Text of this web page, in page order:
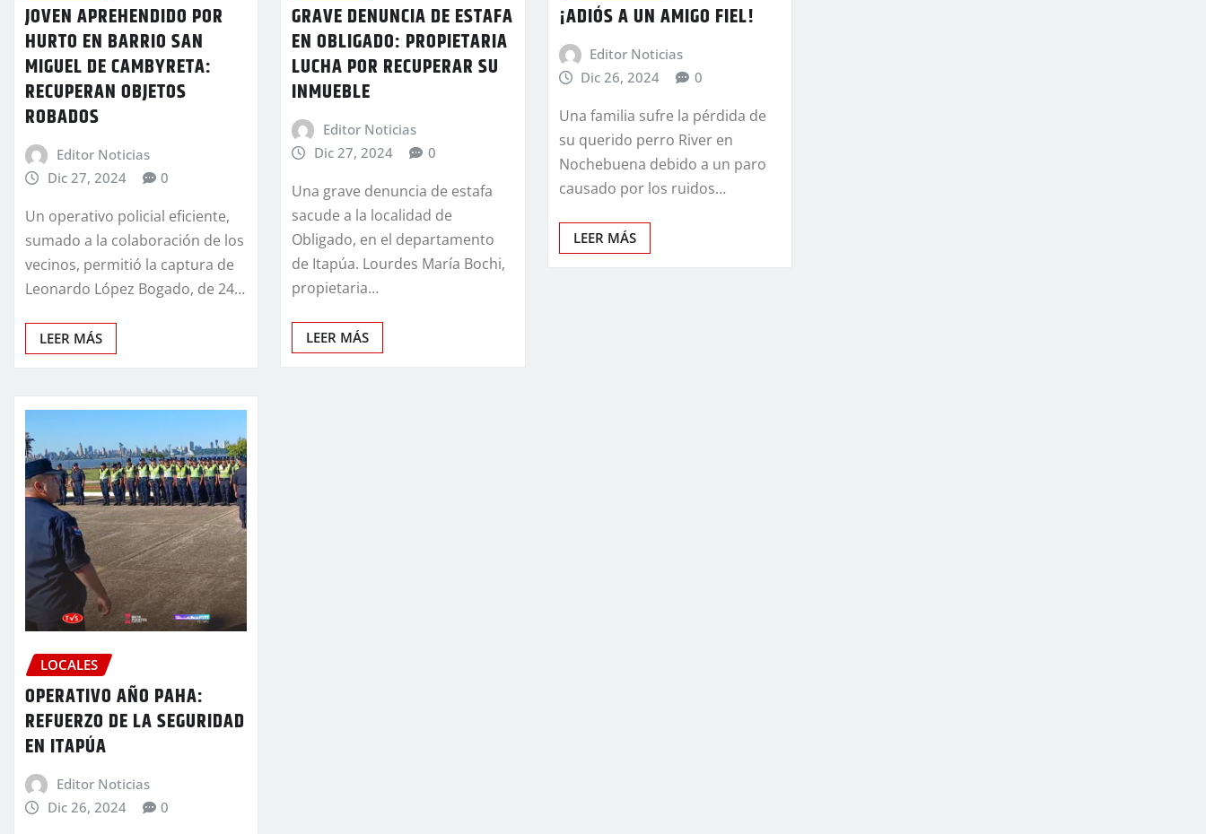
JOVEN APREHENDIDO POR
HURTO EN BARRIO SAN
MIGUEL DE CAMBYRETA:
RECUPERAN OBJETOS
ROBADOS
Editor Noticias
Dic 27, 2024
0
Un operativo policial eficiente,
sumado a la colaboración de los
vecinos, permitió la captura de
Leonardo López Bogado, de 24…
LEER MÁS
GRAVE DENUNCIA DE ESTAFA
EN OBLIGADO: PROPIETARIA
LUCHA POR RECUPERAR SU
INMUEBLE
Editor Noticias
Dic 27, 2024
0
Una grave denuncia de estafa
sacude a la localidad de
Obligado, en el departamento
de Itapúa. Lourdes María Bochi,
propietaria…
LEER MÁS
¡ADIÓS A UN AMIGO FIEL!
Editor Noticias
Dic 26, 2024
0
Una familia sufre la pérdida de
su querido perro River en
Nochebuena debido a un paro
causado por los ruidos…
LEER MÁS
LOCALES
OPERATIVO AÑO PAHA:
REFUERZO DE LA SEGURIDAD
EN ITAPÚA
Editor Noticias
Dic 26, 2024
0